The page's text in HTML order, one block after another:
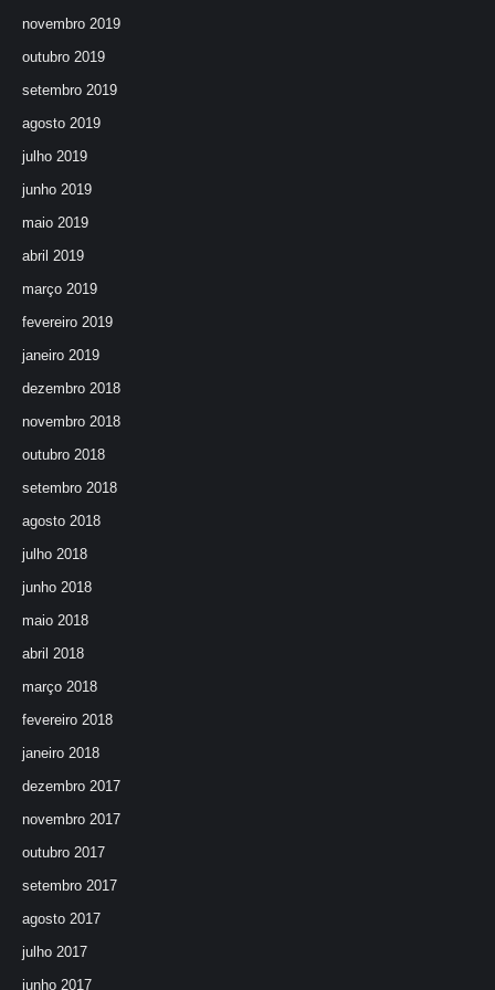
novembro 2019
outubro 2019
setembro 2019
agosto 2019
julho 2019
junho 2019
maio 2019
abril 2019
março 2019
fevereiro 2019
janeiro 2019
dezembro 2018
novembro 2018
outubro 2018
setembro 2018
agosto 2018
julho 2018
junho 2018
maio 2018
abril 2018
março 2018
fevereiro 2018
janeiro 2018
dezembro 2017
novembro 2017
outubro 2017
setembro 2017
agosto 2017
julho 2017
junho 2017